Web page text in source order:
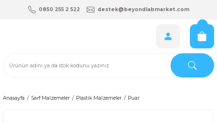
0850 255 2 522 destek@beyondlabmarket.com
Anasayfa Sarf Malzemeler Plastik Malzemeler Puar